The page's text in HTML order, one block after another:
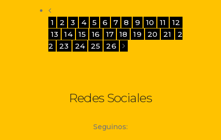
1 2 3 4 5 6 7 8 9 10 11
12
13
14 15 16 17 18 19 20 21
2
2
23 24 25 26
Redes Sociales
Seguinos: